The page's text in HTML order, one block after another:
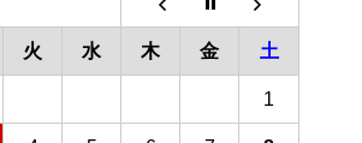
火 水 木 金 土
1